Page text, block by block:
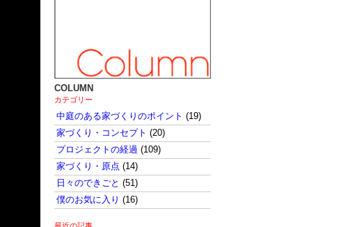
COLUMN
カテゴリー
中庭のある家づくりのポイント (19)
家づくり・コンセプト (20)
プロジェクトの経過 (109)
家づくり・原点 (14)
日々のできごと (51)
僕のお気に入り (16)